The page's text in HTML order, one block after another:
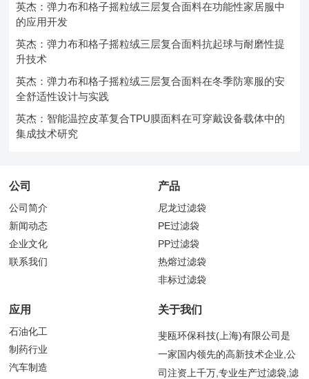
英杰：弹力布和格子摇粒绒三层复合面料在功能性家居服中
的应用开发
英杰：弹力布和格子摇粒绒三层复合面料抗起球与耐磨性提
升技术
英杰：弹力布和格子摇粒绒三层复合面料在冬季防寒服的安
全舒适性设计与实践
英杰：智能温控皮革复合TPU膜面料在可穿戴设备载体中的
集成技术研究
公司
公司简介
新闻动态
企业文化
联系我们
产品
尼龙过滤袋
PE过滤袋
PP过滤袋
热熔过滤袋
非标过滤袋
应用
石油化工
制药行业
汽车制造
关于我们
斐瓯环保科技(上海)有限公司是
一家国内领先的高新技术企业,公
司注资上千万,专业生产过滤袋,滤